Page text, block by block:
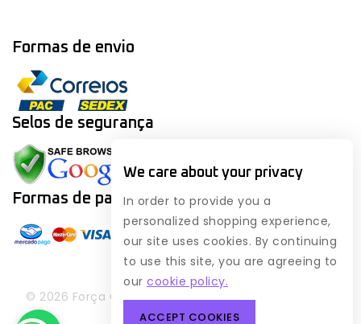
Formas de envio
Selos de segurança
Formas de pagamento
© 2026 Força Geek - WordPress Theme by
We care about your privacy
In order to provide you a
personalized shopping experience,
our site uses cookies. By continuing
to use this site, you are agreeing to
our cookie policy.
ACCEPT COOKIES